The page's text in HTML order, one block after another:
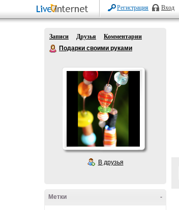
Регистрация Вход
Записи Друзья
Комментарии
Подарки своими руками
В друзья
-
Метки